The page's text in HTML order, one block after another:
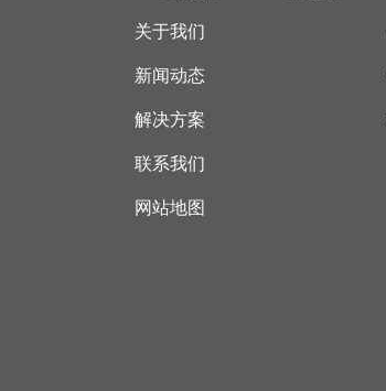
关于我们
新闻动态
解决方案
联系我们
网站地图